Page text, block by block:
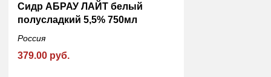
Сидр АБРАУ ЛАЙТ белый
полусладкий 5,5% 750мл
Россия
379.00 руб.